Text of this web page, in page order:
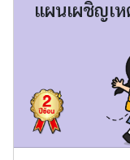
แผนเผชิญเ